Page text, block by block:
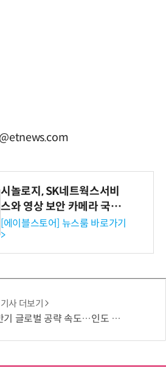
시놀로지, SK네트웍스서비
스와 영상 보안 카메라 국내
독점 판매 파트너십 체결
[에이블스토어] 뉴스룸 바로가기
>
기사 더보기
벌 공략 속도…인도 등 신규 시장 개척